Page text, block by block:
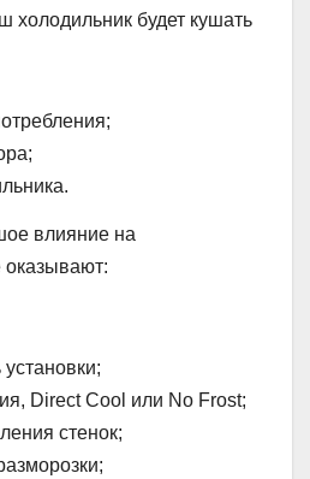
холодильник будет кушать
влияние на
оказывают:
Direct Cool или No Frost;
стенок;